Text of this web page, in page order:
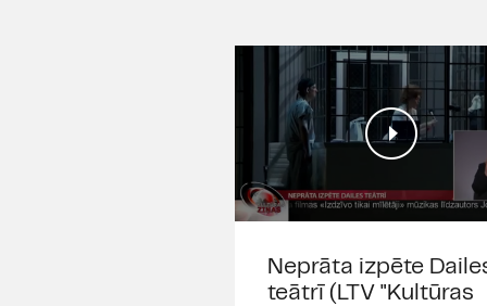
Neprāta izpēte
teātrī (LTV "Kultūras